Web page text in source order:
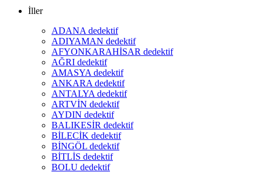
İller
ADANA dedektif
ADIYAMAN dedektif
AFYONKARAHİSAR dedektif
AĞRI dedektif
AMASYA dedektif
ANKARA dedektif
ANTALYA dedektif
ARTVİN dedektif
AYDIN dedektif
BALIKESİR dedektif
BİLECİK dedektif
BİNGÖL dedektif
BİTLİS dedektif
BOLU dedektif